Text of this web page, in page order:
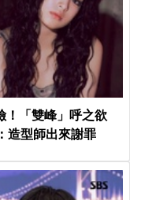
！「雙峰」呼之欲
造型師出來謝罪